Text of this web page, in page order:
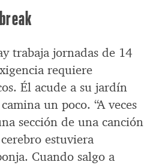
trabaja jornadas de 14
requiere
Él acude a su jardín
un poco. “A veces
sección de una canción
estuviera
Cuando salgo a